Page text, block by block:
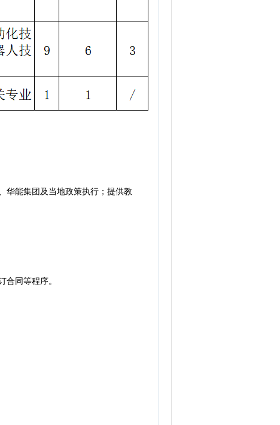
能集团及当地政策执行；提供教
同等程序。